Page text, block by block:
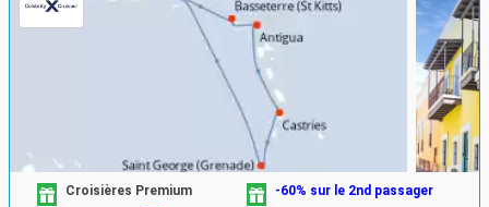
Croisières Premium
-60% sur le 2nd passager